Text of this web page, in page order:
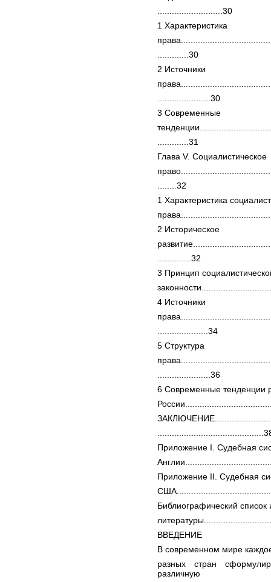
...........................30
1 Характеристика
.............30
2 Источники
......................30
3 Современные
.............31
Глава V. Социалистическое
........32
1 Характеристика
2 Историческое
..............32
3 Принцип
4 Источники
.....................34
5 Структура
......................36
6 Современные тенденции
Приложение I. Судебная
Приложение II. Судебная
Библиографический список
ВВЕДЕНИЕ
В современном мире
разных стран
различную